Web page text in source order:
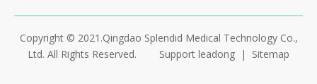
Copyright © 2021.Qingdao Splendid Medical Technology Co.,
Ltd. All Rights Reserved. Support leadong | Sitemap